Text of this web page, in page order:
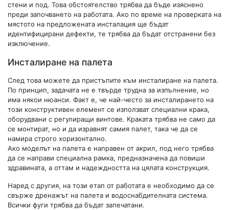
стени и под. Това обстоятелство трябва да бъде изяснено
преди започването на работата. Ако по време на проверката на
мястото на предложената инсталация ще бъдат
идентифицирани дефекти, те трябва да бъдат отстранени без
изключение.
Инсталиране на палета
След това можете да пристъпите към инсталиране на палета.
По принцип, задачата не е твърде трудна за изпълнение, но
има някои нюанси. Факт е, че най-често за инсталирането на
този конструктивен елемент се използват специални крака,
оборудвани с регулиращи винтове. Краката трябва не само да
се монтират, но и да изравнят самия палет, така че да се
намира строго хоризонтално.
Ако моделът на палета е направен от акрил, под него трябва
да се направи специална рамка, предназначена да повиши
здравината, а оттам и надеждността на цялата конструкция.
Наред с другия, на този етап от работата е необходимо да се
свърже дренажът на палета и водоснабдителната система.
Всички фуги трябва да бъдат запечатани.